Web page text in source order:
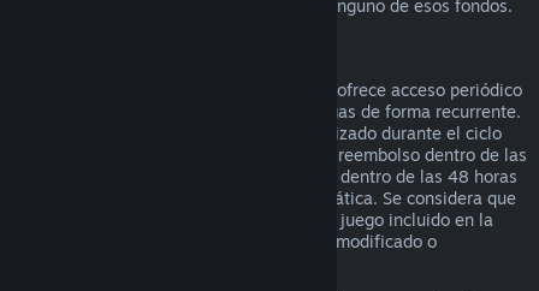
comprados en Steam y no has utilizado ninguno de esos fondos.
Para ciertos contenido y servicios, Steam ofrece acceso periódico
(es decir, mensual o anual) por el que pagas de forma recurrente.
Si una suscripción renovable no se ha utilizado durante el ciclo
actual de facturación, puedes solicitar un reembolso dentro de las
48 horas posteriores a la compra inicial o dentro de las 48 horas
posteriores a cualquier renovación automática. Se considera que
el contenido ha sido utilizado si cualquier juego incluido en la
suscripción ha sido utilizado, consumido, modificado o